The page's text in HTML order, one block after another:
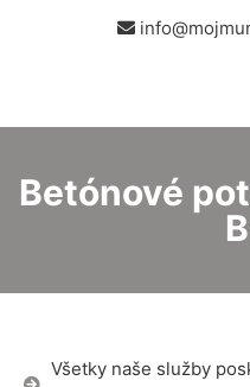
Betónové
Všetky naše služby